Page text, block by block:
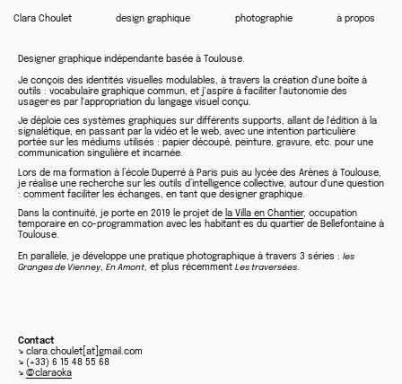
Clara Choulet design graphique photographie à propos
Designer graphique indépendante basée à Toulouse.
Je conçois des identités visuelles modulables, à travers la création d'une boîte à
outils : vocabulaire graphique commun, et j'aspire à faciliter l'autonomie des
usager·es par l'appropriation du langage visuel conçu.
Je déploie ces systèmes graphiques sur différents supports, allant de l'édition à la
signalétique, en passant par la vidéo et le web, avec une intention particulière
portée sur les médiums utilisés : papier découpé, peinture, gravure, etc. pour une
communication singulière et incarnée.
Lors de ma formation à l’école Duperré à Paris puis au lycée des Arènes à Toulouse,
je réalise une recherche sur les outils d’intelligence collective, autour d'une question
: comment faciliter les échanges, en tant que designer graphique.
Dans la continuité, je porte en 2019 le projet de la Villa en Chantier, occupation
temporaire en co-programmation avec les habitant·es du quartier de Bellefontaine à
Toulouse.
En parallèle, je développe une pratique photographique à travers 3 séries : les
Granges de Vienney, En Amont, et plus récemment Les traversées.
Contact
↘ clara.choulet[at]gmail.com
↘ (+33) 6 15 48 55 68
↘ @claraoka